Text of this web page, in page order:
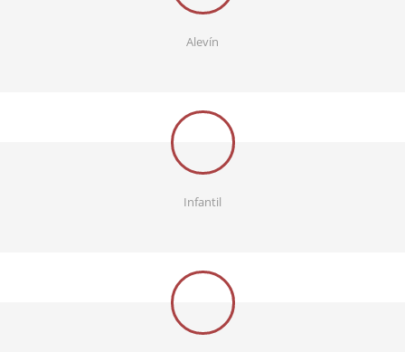
Alevín
Infantil